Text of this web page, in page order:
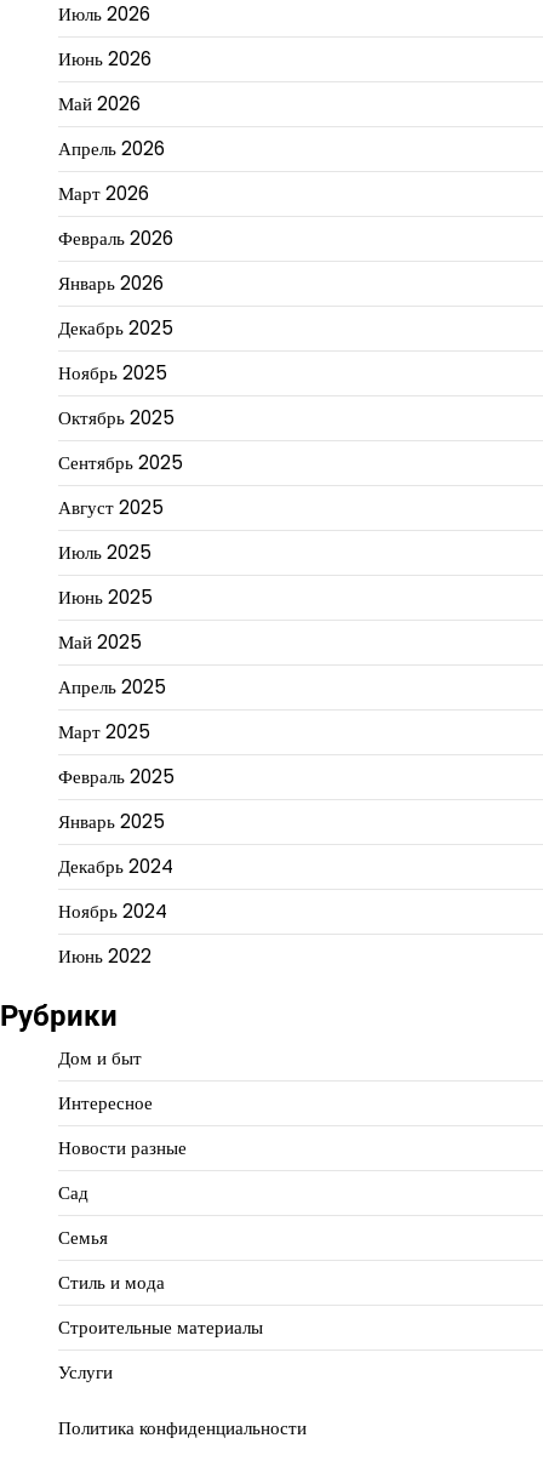
Июль 2026
Июнь 2026
Май 2026
Апрель 2026
Март 2026
Февраль 2026
Январь 2026
Декабрь 2025
Ноябрь 2025
Октябрь 2025
Сентябрь 2025
Август 2025
Июль 2025
Июнь 2025
Май 2025
Апрель 2025
Март 2025
Февраль 2025
Январь 2025
Декабрь 2024
Ноябрь 2024
Июнь 2022
Рубрики
Дом и быт
Интересное
Новости разные
Сад
Семья
Стиль и мода
Строительные материалы
Услуги
Политика конфиденциальности